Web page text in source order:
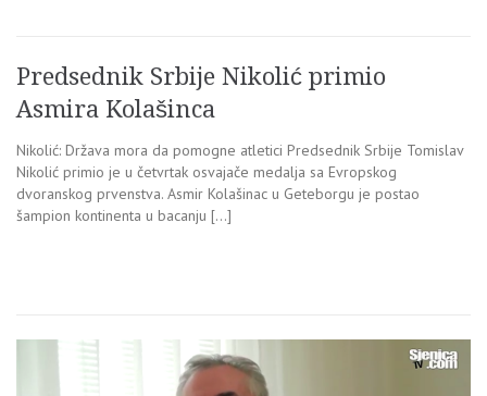
Predsednik Srbije Nikolić primio
Asmira Kolašinca
Nikolić: Država mora da pomogne atletici Predsednik Srbije Tomislav
Nikolić primio je u četvrtak osvajače medalja sa Evropskog
dvoranskog prvenstva. Asmir Kolašinac u Geteborgu je postao
šampion kontinenta u bacanju […]